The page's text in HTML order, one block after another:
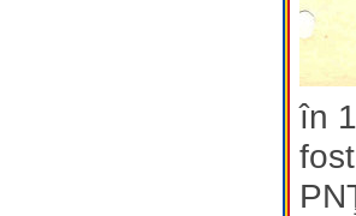
în